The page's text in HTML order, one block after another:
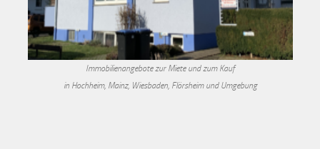
Immobilienangebote zur Miete und zum Kauf
in Hochheim, Mainz, Wiesbaden, Flörsheim und Umgebung